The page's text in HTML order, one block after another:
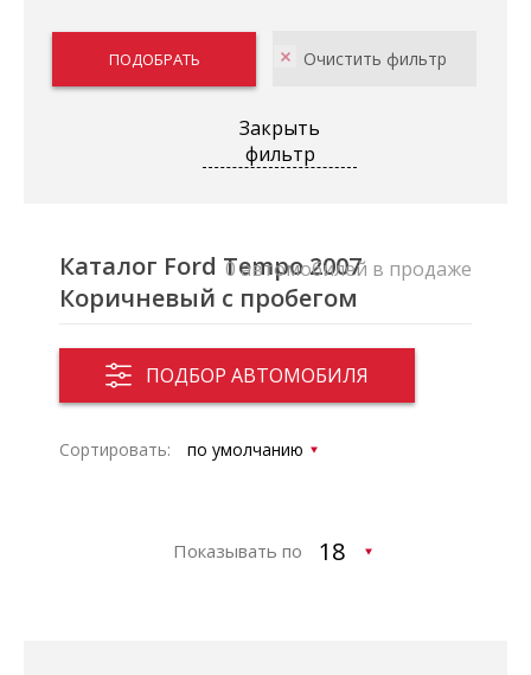
Закрыть
фильтр
Каталог Ford Tempo 2007
Коричневый с пробегом
ПОДБОР АВТОМОБИЛЯ
0 автомобилей в продаже
Сортировать:
Показывать по